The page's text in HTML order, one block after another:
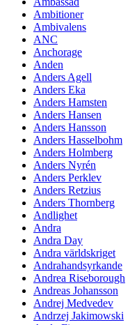
Ambitioner
Ambivalens
ANC
Anchorage
Anden
Anders Agell
Anders Eka
Anders Hamsten
Anders Hansen
Anders Hansson
Anders Hasselbohm
Anders Holmberg
Anders Nyrén
Anders Perklev
Anders Retzius
Anders Thornberg
Andlighet
Andra
Andra Day
Andra världskriget
Andrahandsyrkande
Andrea Riseborough
Andreas Johansson
Andrej Medvedev
Andrzej Jakimowski